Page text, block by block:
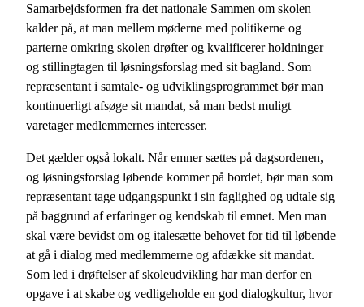
Samarbejdsformen fra det nationale Sammen om skolen
kalder på, at man mellem møderne med politikerne og
parterne omkring skolen drøfter og kvalificerer holdninger
og stillingtagen til løsningsforslag med sit bagland. Som
repræsentant i samtale- og udviklingsprogrammet bør man
kontinuerligt afsøge sit mandat, så man bedst muligt
varetager medlemmernes interesser.
Det gælder også lokalt. Når emner sættes på dagsordenen,
og løsningsforslag løbende kommer på bordet, bør man som
repræsentant tage udgangspunkt i sin faglighed og udtale sig
på baggrund af erfaringer og kendskab til emnet. Men man
skal være bevidst om og italesætte behovet for tid til løbende
at gå i dialog med medlemmerne og afdække sit mandat.
Som led i drøftelser af skoleudvikling har man derfor en
opgave i at skabe og vedligeholde en god dialogkultur, hvor